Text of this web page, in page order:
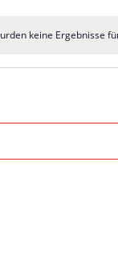
keine Ergebnisse